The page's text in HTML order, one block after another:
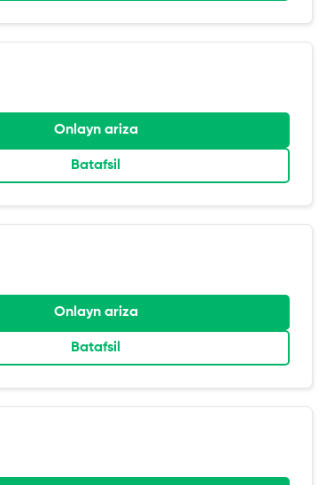
Onlayn ariza
Batafsil
Onlayn ariza
Batafsil